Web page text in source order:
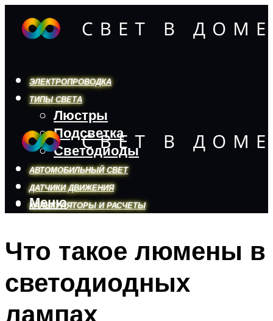
ЭЛЕКТРОПРОВОДКА
ТИПЫ СВЕТА
Люстры
Подсветка
Светодиоды
АВТОМОБИЛЬНЫЙ СВЕТ
ДАТЧИКИ ДВИЖЕНИЯ
КАЛЬКУЛЯТОРЫ И РАСЧЕТЫ
Меню
Меню
Что такое люмены в
светодиодных
лампах